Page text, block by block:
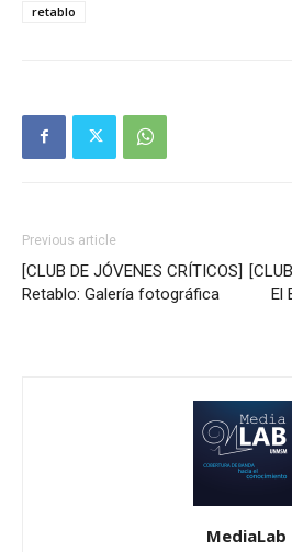
retablo
Previous article
[CLUB DE JÓVENES CRÍTICOS]
Retablo: Galería fotográfica
El
MediaLab